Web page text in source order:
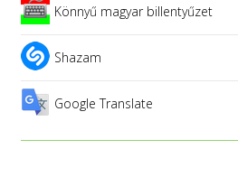
Könnyű magyar billentyűzet
Shazam
Google Translate